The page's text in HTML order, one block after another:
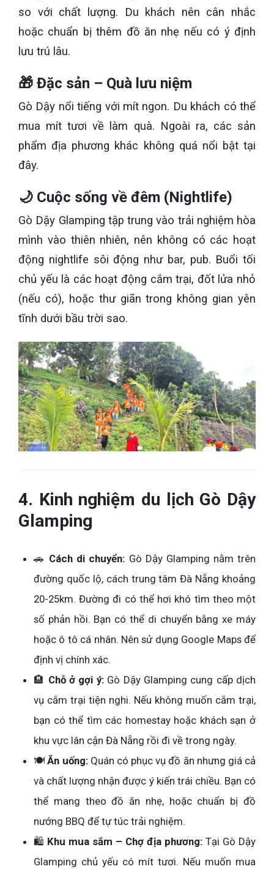
so với chất lượng. Du khách nên cân nhắc
hoặc chuẩn bị thêm đồ ăn nhẹ nếu có ý định
lưu trú lâu.
🎁 Đặc sản – Quà lưu niệm
Gò Dậy nổi tiếng với mít ngon. Du khách có thể
mua mít tươi về làm quà. Ngoài ra, các sản
phẩm địa phương khác không quá nổi bật tại
đây.
🌙 Cuộc sống về đêm (Nightlife)
Gò Dậy Glamping tập trung vào trải nghiệm hòa
mình vào thiên nhiên, nên không có các hoạt
động nightlife sôi động như bar, pub. Buổi tối
chủ yếu là các hoạt động cắm trại, đốt lửa nhỏ
(nếu có), hoặc thư giãn trong không gian yên
tĩnh dưới bầu trời sao.
4. Kinh nghiệm du lịch Gò Dậy
Glamping
🚗 Cách di chuyển: Gò Dậy Glamping nằm trên
đường quốc lộ, cách trung tâm Đà Nẵng khoảng
20-25km. Đường đi có thể hơi khó tìm theo một
số phản hồi. Bạn có thể di chuyển bằng xe máy
hoặc ô tô cá nhân. Nên sử dụng Google Maps để
định vị chính xác.
🏨 Chỗ ở gợi ý:Gò Dậy Glamping cung cấp dịch
vụ cắm trại tiện nghi. Nếu không muốn cắm trại,
bạn có thể tìm các homestay hoặc khách sạn ở
khu vực lân cận Đà Nẵng rồi đi về trong ngày.
🍽️Ăn uống:Quán có phục vụ đồ ăn nhưng giá cả
và chất lượng nhận được ý kiến trái chiều. Bạn có
thể mang theo đồ ăn nhẹ, hoặc chuẩn bị đồ
nướng BBQ để tự túc trải nghiệm.
🛍️ Khu mua sắm – Chợ địa phương: Tại Gò Dậy
Glamping chủ yếu có mít tươi. Nếu muốn mua